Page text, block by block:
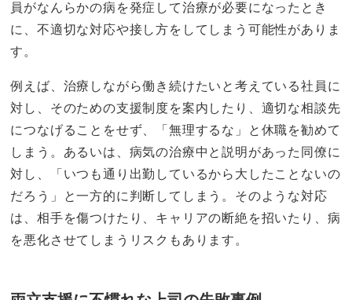
員がなんらかの病を発症して治療が必要になったとき
に、不適切な対応や接し方をしてしまう可能性がありま
す。
例えば、治療しながら働き続けたいと考えている社員に
対し、そのための支援制度を案内したり、適切な相談先
につなげることをせず、「無理するな」と休職を勧めて
しまう。あるいは、病気の治療中と説明があった同僚に
対し、「いつも通り出勤しているから大したことないの
だろう」と一方的に判断してしまう。そのような対応
は、相手を傷つけたり、キャリアの断絶を招いたり、病
を悪化させてしまうリスクもあります。